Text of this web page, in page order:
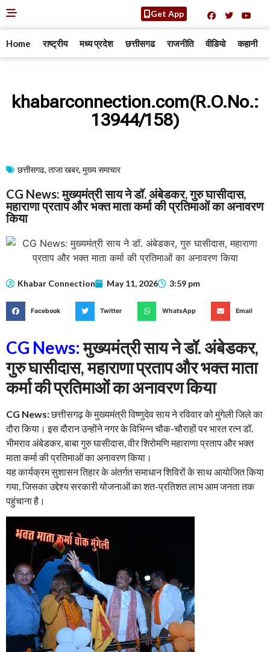
Get App
Home राष्ट्रीय मध्य प्रदेश छत्तीसगढ राजनीति वीडियो कहानी
khabarconnection.com(R.O.No.:
13944/158)
छत्तीसगढ, ताजा खबर, मुख्य समाचार​
CG News: मुख्यमंत्री साय ने डॉ. अंबेडकर, गुरु घासीदास,
महाराणा प्रताप और भक्त माता कर्मा की प्रतिमाओं का अनावरण
किया
Khabar Connection May 11, 2026 3:59 pm
Facebook Twitter WhatsApp Email
CG News:मुख्यमंत्री साय ने डॉ. अंबेडकर,
गुरु घासीदास, महाराणा प्रताप और भक्त माता
कर्मा की प्रतिमाओं का अनावरण किया
CG News:छत्तीसगढ़ के मुख्यमंत्री विष्णुदेव साय ने रविवार को मुंगेली जिले का
दौरा किया। इस दौरान उन्होंने नगर के विभिन्न चौक-चौराहों पर भारत रत्न डॉ.
भीमराव अंबेडकर, बाबा गुरु घासीदास, वीर शिरोमणि महाराणा प्रताप और भक्त
माता कर्मा की प्रतिमाओं का अनावरण किया।
यह कार्यक्रम सुशासन तिहार के अंतर्गत समाधान शिविरों के साथ आयोजित किया
गया, जिसका उद्देश्य सरकारी योजनाओं का शत-प्रतिशत लाभ आम जनता तक
पहुंचाना है।